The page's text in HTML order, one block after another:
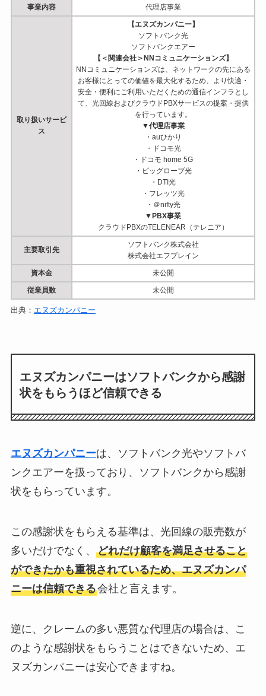
事業内容 代理店事業
取り扱いサービ
ス
【エヌズカンパニー】
ソフトバンク光
ソフトバンクエアー
【＜関連会社＞NNコミュニケーションズ】
NNコミュニケーションズは、ネットワークの先にある
お客様にとっての価値を最大化するため、より快適・
安全・便利にご利用いただくための通信インフラとし
て、光回線およびクラウドPBXサービスの提案・提供
を行っています。
▼代理店事業
・auひかり
・ドコモ光
・ドコモ home 5G
・ビッグローブ光
・DTI光
・フレッツ光
・＠nifty光
▼PBX事業
クラウドPBXのTELENEAR（テレニア）
主要取引先
ソフトバンク株式会社
株式会社エフプレイン
資本金 未公開
従業員数 未公開
出典： エヌズカンパニー
エヌズカンパニーはソフトバンクから感謝
状をもらうほど信頼できる
エヌズカンパニーは、ソフトバンク光やソフトバ
ンクエアーを扱っており、ソフトバンクから感謝
状をもらっています。
この感謝状をもらえる基準は、光回線の販売数が
多いだけでなく、 どれだけ顧客を満足させること
ができたかも重視されているため、エヌズカンパ
ニーは信頼できる会社と言えます。
逆に、クレームの多い悪質な代理店の場合は、こ
のような感謝状をもらうことはできないため、エ
ヌズカンパニーは安心できますね。